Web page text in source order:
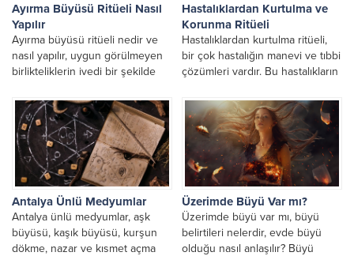
Ayırma Büyüsü Ritüeli Nasıl
Yapılır
Ayırma büyüsü ritüeli nedir ve
nasıl yapılır, uygun görülmeyen
birlikteliklerin ivedi bir şekilde
niyetinde yapılan gerçek
rahmani...
Hastalıklardan Kurtulma ve
Korunma Ritüeli
Hastalıklardan kurtulma ritüeli,
bir çok hastalığın manevi ve tıbbi
çözümleri vardır. Bu hastalıkların
kavuşmuştur. Korunma...
Antalya Ünlü Medyumlar
Antalya ünlü medyumlar, aşk
büyüsü, kaşık büyüsü, kurşun
dökme, nazar ve kısmet açma
Üzerimde Büyü Var mı?
Üzerimde büyü var mı, büyü
belirtileri nelerdir, evde büyü
olduğu nasıl anlaşılır? Büyü